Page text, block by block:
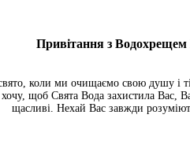
Привітання з
коли ми очищаємо свою душу і
щоб Свята Вода захистила Вас,
щасливі. Нехай Вас завжди